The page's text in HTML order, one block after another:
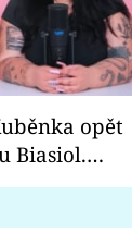
opět
Biasiol.
falešná a